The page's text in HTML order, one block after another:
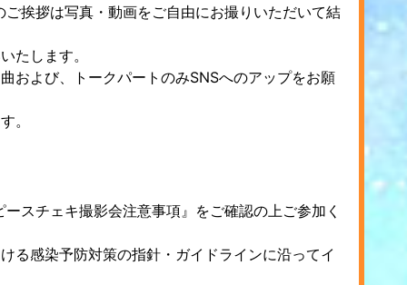
挨拶は写真・動画をご自由にお撮りいただいて結
たします。
および、トークパートのみSNSへのアップをお願
。
スチェキ撮影会注意事項』をご確認の上ご参加く
る感染予防対策の指針・ガイドラインに沿ってイ